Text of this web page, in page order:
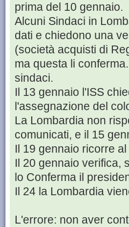
prima del 10 gennaio.
Alcuni Sindaci in
dati e chiedono una
(società acquisti di
ma questa li
sindaci.
Il 13 gennaio l'ISS
l'assegnazione del
La Lombardia non
comunicati, e il 15
Il 19 gennaio ricorre al
Il 20 gennaio verifica,
lo Conferma il
Il 24 la Lombardia
L'errore: non aver